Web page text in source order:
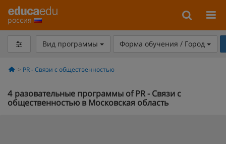
россия
Вид программы Форма обучения / Город
PR - Связи с общественностью
4 разовательные программы of PR - Связи с
общественностью в Московская область